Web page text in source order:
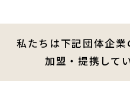
私たちは下記団体企業
加盟・提携して